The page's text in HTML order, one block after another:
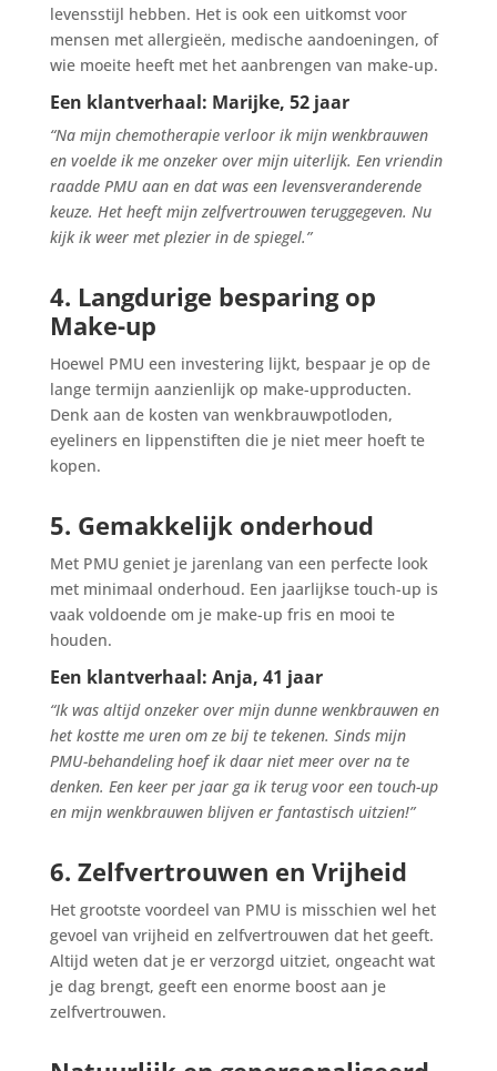
levensstijl hebben. Het is ook een uitkomst voor
mensen met allergieën, medische aandoeningen, of
wie moeite heeft met het aanbrengen van make-up.
Een klantverhaal: Marijke, 52 jaar
“Na mijn chemotherapie verloor ik mijn wenkbrauwen
en voelde ik me onzeker over mijn uiterlijk. Een vriendin
raadde PMU aan en dat was een levensveranderende
keuze. Het heeft mijn zelfvertrouwen teruggegeven. Nu
kijk ik weer met plezier in de spiegel.”
4. Langdurige besparing op
Make-up
Hoewel PMU een investering lijkt, bespaar je op de
lange termijn aanzienlijk op make-upproducten.
Denk aan de kosten van wenkbrauwpotloden,
eyeliners en lippenstiften die je niet meer hoeft te
kopen.
5. Gemakkelijk onderhoud
Met PMU geniet je jarenlang van een perfecte look
met minimaal onderhoud. Een jaarlijkse touch-up is
vaak voldoende om je make-up fris en mooi te
houden.
Een klantverhaal: Anja, 41 jaar
“Ik was altijd onzeker over mijn dunne wenkbrauwen en
het kostte me uren om ze bij te tekenen. Sinds mijn
PMU-behandeling hoef ik daar niet meer over na te
denken. Een keer per jaar ga ik terug voor een touch-up
en mijn wenkbrauwen blijven er fantastisch uitzien!”
6. Zelfvertrouwen en Vrijheid
Het grootste voordeel van PMU is misschien wel het
gevoel van vrijheid en zelfvertrouwen dat het geeft.
Altijd weten dat je er verzorgd uitziet, ongeacht wat
je dag brengt, geeft een enorme boost aan je
zelfvertrouwen.